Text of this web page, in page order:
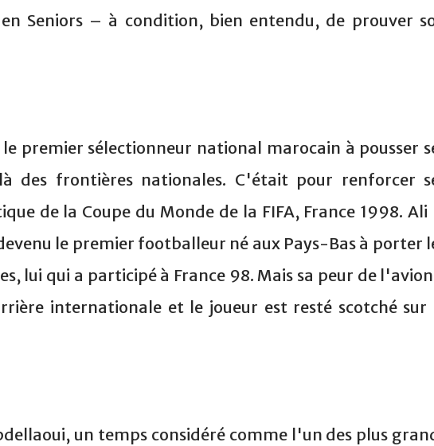
Seniors – à condition, bien entendu, de prouver
premier sélectionneur national marocain à pousser
des frontières nationales. C'était pour renforcer
de la Coupe du Monde de la FIFA, France 1998. Ali
le premier footballeur né aux Pays-Bas à porter
lui qui a participé à France 98. Mais sa peur de
internationale et le joueur est resté scotché sur
un temps considéré comme l'un des plus